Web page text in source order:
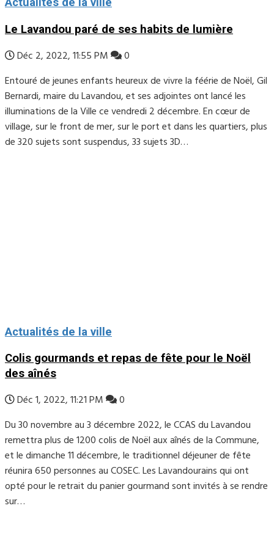
Le Lavandou paré de ses habits de lumière
Déc 2, 2022, 11:55 PM
0
Entouré de jeunes enfants heureux de vivre la féérie de Noël, Gil
Bernardi, maire du Lavandou, et ses adjointes ont lancé les
illuminations de la Ville ce vendredi 2 décembre. En cœur de
village, sur le front de mer, sur le port et dans les quartiers, plus
de 320 sujets sont suspendus, 33 sujets 3D…
Actualités de la ville
Colis gourmands et repas de fête pour le Noël
des aînés
Déc 1, 2022, 11:21 PM
0
Du 30 novembre au 3 décembre 2022, le CCAS du Lavandou
remettra plus de 1200 colis de Noël aux aînés de la Commune,
et le dimanche 11 décembre, le traditionnel déjeuner de fête
réunira 650 personnes au COSEC. Les Lavandourains qui ont
opté pour le retrait du panier gourmand sont invités à se rendre
sur…